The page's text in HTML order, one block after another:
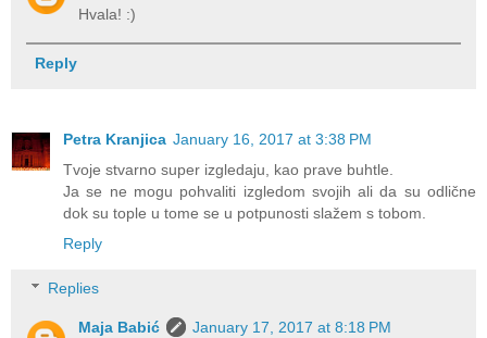
Hvala! :)
Reply
Petra Kranjica January 16, 2017 at 3:38 PM
Tvoje stvarno super izgledaju, kao prave buhtle.
Ja se ne mogu pohvaliti izgledom svojih ali da su odlične
dok su tople u tome se u potpunosti slažem s tobom.
Reply
Replies
Maja Babić
January 17, 2017 at 8:18 PM